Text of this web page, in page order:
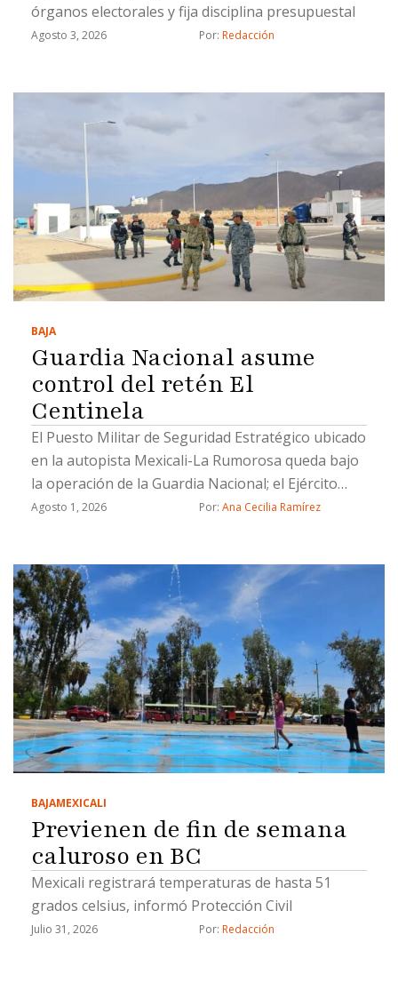
órganos electorales y fija disciplina presupuestal
Agosto 3, 2026 Por: Redacción
BAJA
Guardia Nacional asume
control del retén El
Centinela
El Puesto Militar de Seguridad Estratégico ubicado
en la autopista Mexicali-La Rumorosa queda bajo
la operación de la Guardia Nacional; el Ejército
brindará apoyo temporal durante la transición
Agosto 1, 2026 Por: Ana Cecilia Ramírez
BAJAMEXICALI
Previenen de fin de semana
caluroso en BC
Mexicali registrará temperaturas de hasta 51
grados celsius, informó Protección Civil
Julio 31, 2026 Por: Redacción